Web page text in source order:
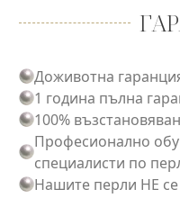
Доживотна
1 година пълна
100%
Професионално
специалисти по
Нашите перли НЕ